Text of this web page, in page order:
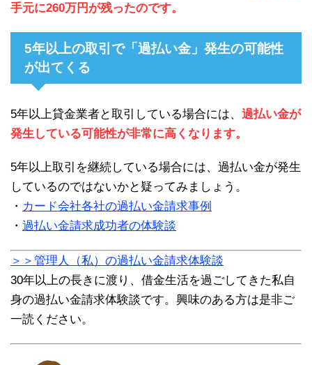
手元に260万円が残ったのです。
5年以上の取引で「過払い金」発生の可能性
が出てくる
5年以上貸金業者と取引している場合には、 過払い金が
発生している可能性が非常に高くなります。
5年以上取引を継続している場合には、過払い金が発生
しているのではないかと疑ってみましょう。
・ カード会社各社の過払い金請求事例
・ 過払い金請求成功者の体験談
＞＞管理人（私）の過払い金請求体験談
30年以上の長きに渡り、借金生活を過ごしてきた私自
身の過払い金請求体験談です。興味のある方は是非ご
一読ください。